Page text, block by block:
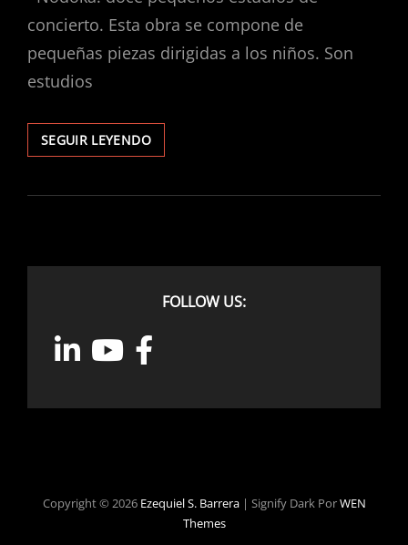
concierto. Esta obra se compone de
pequeñas piezas dirigidas a los niños. Son
estudios
SEGUIR LEYENDONODOKA:
TWELVE
CONCERT
FOLLOW US:
Copyright © 2026 Ezequiel S. Barrera | Signify Dark PorWEN
Themes